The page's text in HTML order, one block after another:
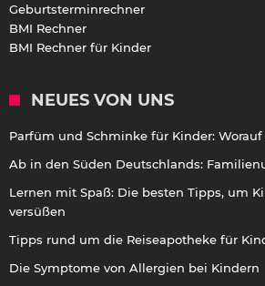
Geburtsterminrechner
BMI Rechner
BMI Rechner für Kinder
NEUES VON UNS
Parfüm und Schminke für Kinder:
Ab in den Süden Deutschlands:
Lernen mit Spaß: Die besten Tipps, um
versüßen
Tipps rund um die Reiseapotheke für
Die Symptome von Allergien bei Kindern